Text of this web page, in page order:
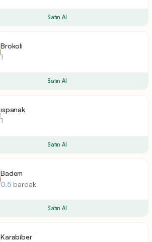
Satın Al
Brokoli
1
Satın Al
ıspanak
1
Satın Al
Badem
0.5 bardak
Satın Al
Karabiber